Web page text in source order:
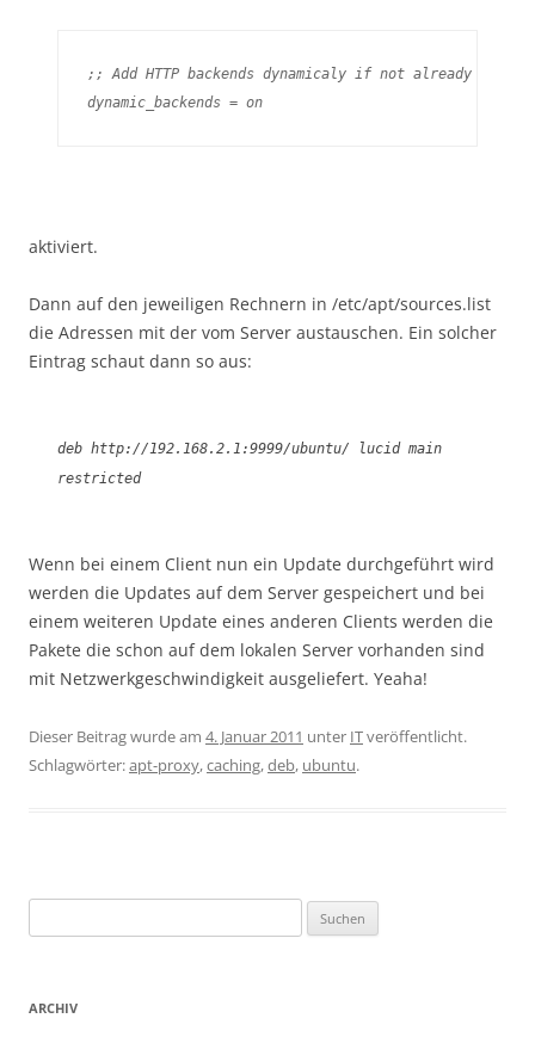
;; Add HTTP backends dynamicaly if not already
dynamic_backends = on
aktiviert.
Dann auf den jeweiligen Rechnern in /etc/apt/sources.list
die Adressen mit der vom Server austauschen. Ein solcher
Eintrag schaut dann so aus:
deb http://192.168.2.1:9999/ubuntu/ lucid main
restricted
Wenn bei einem Client nun ein Update durchgeführt wird
werden die Updates auf dem Server gespeichert und bei
einem weiteren Update eines anderen Clients werden die
Pakete die schon auf dem lokalen Server vorhanden sind
mit Netzwerkgeschwindigkeit ausgeliefert. Yeaha!
Dieser Beitrag wurde am 4. Januar 2011 unter ITveröffentlicht.
Schlagwörter:apt-proxy,caching,deb, ubuntu.
nach:
ARCHIV